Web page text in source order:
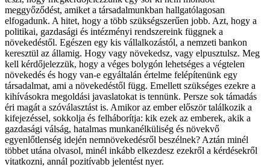
meggyőződést, amiket a társadalmunkban hallgatólagosan
elfogadunk. A hitet, hogy a több szükségszerűen jobb. Azt, hogy a
politikai, gazdasági és intézményi rendszereink függnek a
növekedéstől. Egészen egy kis vállalkozástól, a nemzeti bankon
keresztül az államig. Hogy vagy növekedsz, vagy elpusztulsz. Meg
kell kérdőjelezzük, hogy a véges bolygón lehetséges a végtelen
növekedés és hogy van-e egyáltalán értelme felépítenünk egy
társadalmat, ami a növekedéstől függ. Emellett szükséges ezekre a
kihívásokra megoldási javaslatokat is tennünk. Persze sok támadás
éri magát a szóválasztást is. Amikor az ember először találkozik a
kifejezéssel, sokkolja és felháborítja: kik ezek az emberek, akik a
gazdasági válság, hatalmas munkanélküliség és növekvő
egyenlőtlenség idején nemnövekedésről beszélnek? Aztán minél
többet utána olvasol, minél inkább elkezdesz ezekről a kérdésekről
vitatkozni, annál pozitívabb jelentést nyer.